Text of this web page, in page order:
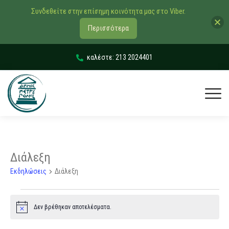
καλέστε: 213 2024401
Διάλεξη
Εκδηλώσεις Διάλεξη
Notice Δεν βρέθηκαν αποτελέσματα.
Συνδεθείτε στην επίσημη κοινότητα μας στο Viber.
Περισσότερα